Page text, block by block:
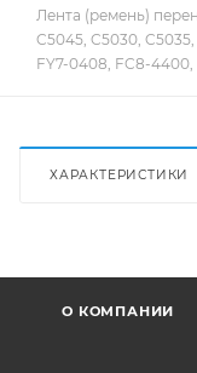
Лента (ремень)
C5045, C5030, C5035,
FY7-0408, FC8-4400,
ХАРАКТЕРИСТИКИ
О КОМПАНИИ